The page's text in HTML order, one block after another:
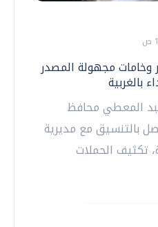
وخامات مجهولة المصدر
بالغربية
عبد المعطي محافظ
بالتنسيق مع مديرية
تكثيف الحملات